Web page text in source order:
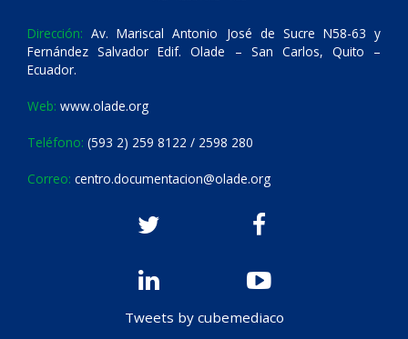
Dirección: Av. Mariscal Antonio José de Sucre N58-63 y
Fernández Salvador Edif. Olade – San Carlos, Quito –
Ecuador.
Web: www.olade.org
Teléfono: (593 2) 259 8122 / 2598 280
Correo: centro.documentacion@olade.org
Tweets by cubemediaco